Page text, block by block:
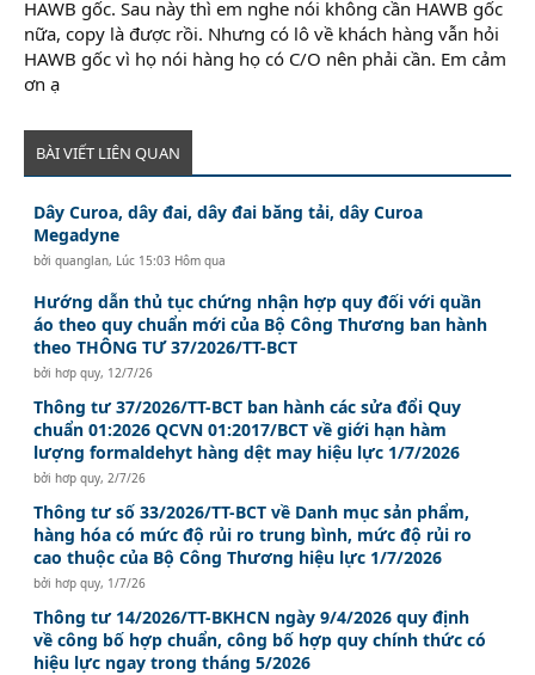
HAWB gốc. Sau này thì em nghe nói không cần HAWB gốc
nữa, copy là được rồi. Nhưng có lô về khách hàng vẫn hỏi
HAWB gốc vì họ nói hàng họ có C/O nên phải cần. Em cảm
ơn ạ
BÀI VIẾT LIÊN QUAN
Dây Curoa, dây đai, dây đai băng tải, dây Curoa
Megadyne
bởiquanglan, Lúc 15:03 Hôm qua
Hướng dẫn thủ tục chứng nhận hợp quy đối với quần
áo theo quy chuẩn mới của Bộ Công Thương ban hành
theo THÔNG TƯ 37/2026/TT-BCT
bởihơp quy, 12/7/26
Thông tư 37/2026/TT-BCT ban hành các sửa đổi Quy
chuẩn 01:2026 QCVN 01:2017/BCT về giới hạn hàm
lượng formaldehyt hàng dệt may hiệu lực 1/7/2026
bởihơp quy, 2/7/26
Thông tư số 33/2026/TT-BCT về Danh mục sản phẩm,
hàng hóa có mức độ rủi ro trung bình, mức độ rủi ro
cao thuộc của Bộ Công Thương hiệu lực 1/7/2026
bởihơp quy, 1/7/26
Thông tư 14/2026/TT-BKHCN ngày 9/4/2026 quy định
về công bố hợp chuẩn, công bố hợp quy chính thức có
hiệu lực ngay trong tháng 5/2026